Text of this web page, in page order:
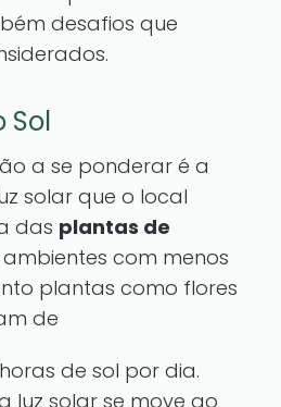
desafios que
Sol
a se ponderar é a
solar que o local
das plantas de
com menos
plantas como flores
de
de sol por dia.
luz solar se move ao